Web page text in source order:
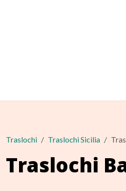
Traslochi Traslochi Sicilia
Traslochi